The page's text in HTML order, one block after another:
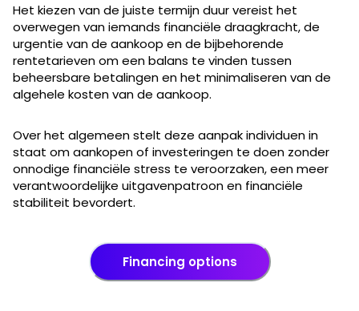
Het kiezen van de juiste termijn duur vereist het
overwegen van iemands financiële draagkracht, de
urgentie van de aankoop en de bijbehorende
rentetarieven om een balans te vinden tussen
beheersbare betalingen en het minimaliseren van de
algehele kosten van de aankoop.
Over het algemeen stelt deze aanpak individuen in
staat om aankopen of investeringen te doen zonder
onnodige financiële stress te veroorzaken, een meer
verantwoordelijke uitgavenpatroon en financiële
stabiliteit bevordert.
Financing options